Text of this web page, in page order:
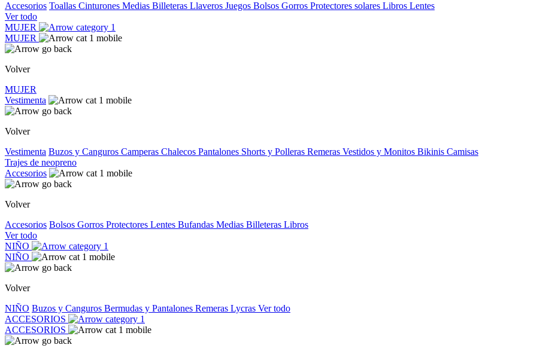
Accesorios Toallas Cinturones Medias Billeteras Llaveros Juegos Bolsos Gorros Protectores solares Libros Lentes
Ver todo
MUJER
MUJER
Volver
MUJER
Vestimenta
Volver
Vestimenta Buzos y Canguros Camperas Chalecos Pantalones Shorts y Polleras Remeras Vestidos y Monitos Bikinis Camisas
Trajes de neopreno
Accesorios
Volver
Accesorios Bolsos Gorros Protectores Lentes Bufandas Medias Billeteras Libros
Ver todo
NIÑO
NIÑO
Volver
NIÑO Buzos y Canguros Bermudas y Pantalones Remeras Lycras Ver todo
ACCESORIOS
ACCESORIOS